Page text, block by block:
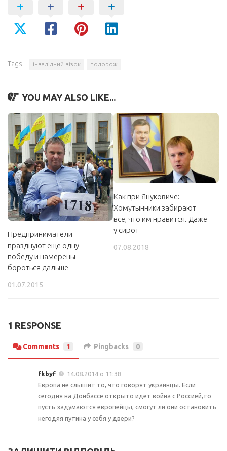
Tags: інвалідний візок подорож
YOU MAY ALSO LIKE...
Предприниматели
празднуют еще одну
победу и намерены
бороться дальше
01.07.2015
Как при Януковиче:
Хомутынники забирают
все, что им нравится. Даже
у сирот
07.08.2018
1 RESPONSE
Comments 1 Pingbacks 0
fkbyf
14.08.2014 о 11:38
Европа не слышит то, что говорят украинцы. Если
сегодня на Донбассе открыто идет война с Россией,то
пусть задумаются европейцы, смогут ли они остановить
негодяя путина у себя у двери?